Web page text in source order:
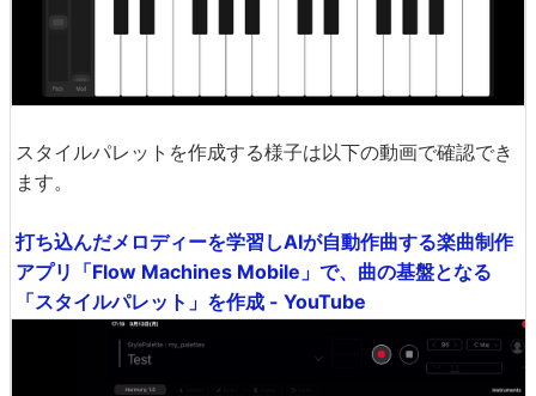
スタイルパレットを作成する様子は以下の動画で確認でき
ます。
打ち込んだメロディーを学習しAIが自動作曲する楽曲制作
アプリ「Flow Machines Mobile」で、曲の基盤となる
「スタイルパレット」を作成 - YouTube